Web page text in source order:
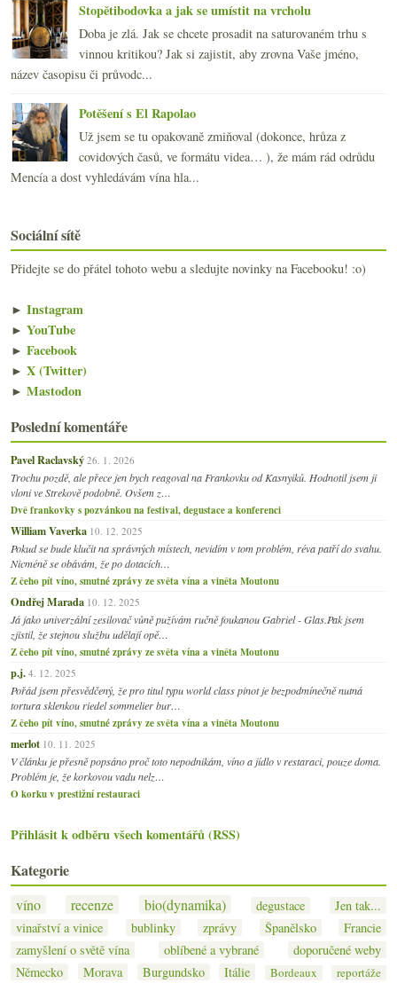
Stopětibodovka a jak se umístit na vrcholu
Doba je zlá. Jak se chcete prosadit na saturovaném trhu s
vinnou kritikou? Jak si zajistit, aby zrovna Vaše jméno,
název časopisu či průvodc...
Potěšení s El Rapolao
Už jsem se tu opakovaně zmiňoval (dokonce, hrůza z
covidových časů, ve formátu videa… ), že mám rád odrůdu
Mencía a dost vyhledávám vína hla...
Sociální sítě
Přidejte se do přátel tohoto webu a sledujte novinky na Facebooku! :o)
► Instagram
► YouTube
► Facebook
► X (Twitter)
► Mastodon
Poslední komentáře
Pavel Raclavský 26. 1. 2026
Trochu pozdě, ale přece jen bych reagoval na Frankovku od Kasnyiků. Hodnotil jsem ji
vloni ve Strekově podobně. Ovšem z…
Dvě frankovky s pozvánkou na festival, degustace a konferenci
William Vaverka 10. 12. 2025
Pokud se bude klučit na správných místech, nevidím v tom problém, réva patří do svahu.
Nicméně se obávám, že po dotacích…
Z čeho pít víno, smutné zprávy ze světa vína a viněta Moutonu
Ondřej Marada 10. 12. 2025
Já jako univerzální zesilovač vůně pužívám ručně foukanou Gabriel - Glas.Pak jsem
zjistil, že stejnou službu udělají opě…
Z čeho pít víno, smutné zprávy ze světa vína a viněta Moutonu
p.j. 4. 12. 2025
Pořád jsem přesvědčený, že pro titul typu world class pinot je bezpodmínečně nutná
tortura sklenkou riedel sommelier bur…
Z čeho pít víno, smutné zprávy ze světa vína a viněta Moutonu
merlot 10. 11. 2025
V článku je přesně popsáno proč toto nepodnikám, víno a jídlo v restaraci, pouze doma.
Problém je, že korkovou vadu nelz…
O korku v prestižní restauraci
Přihlásit k odběru všech komentářů (RSS)
Kategorie
víno recenze bio(dynamika) degustace
Jen tak...
vinařství a vinice
bublinky zprávy Španělsko
Francie
zamyšlení o světě vína
oblíbené a vybrané
doporučené weby
Německo
Morava Burgundsko Itálie Bordeaux reportáže